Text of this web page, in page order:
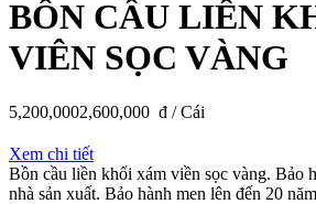
BỒN CẦU LIỀN
VIÊN SỌC VÀNG
5,200,0002,600,000 đ / Cái
Xem chi tiết
Bồn cầu liền khối xám viền sọc vàng. Bảo
nhà sản xuất. Bảo hành men lên đến 20